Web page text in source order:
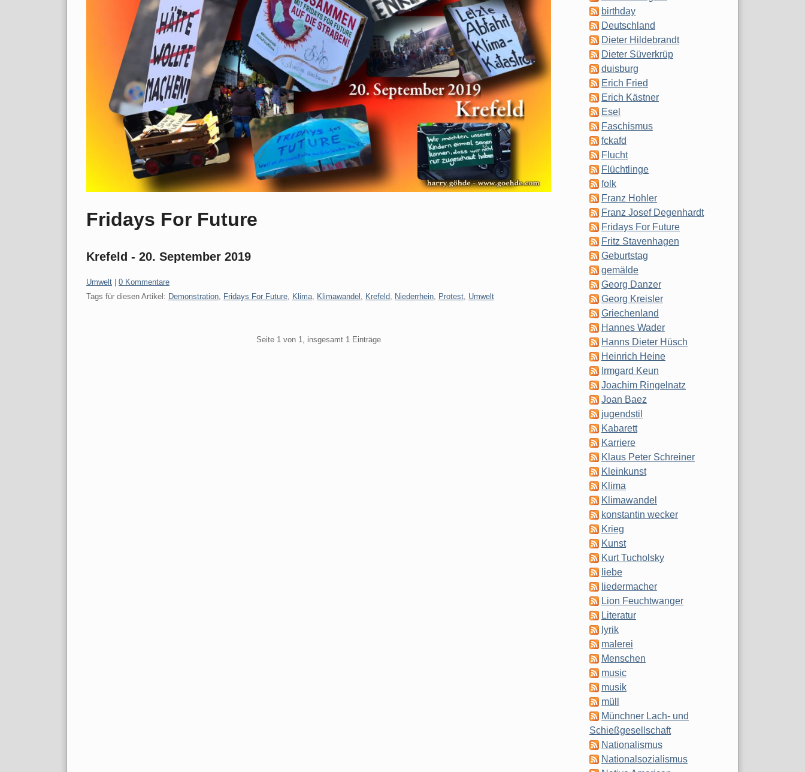
Fridays For Future
Krefeld - 20. September 2019
Kategorien:
Umwelt
0 Kommentare
Tags für diesen Artikel: Demonstration Fridays For Future Klima Klimawandel Krefeld Niederrhein Protest Umwelt
Seite 1 von 1, insgesamt 1 Einträge
birthday
Deutschland
Dieter Hildebrandt
Dieter Süverkrüp
duisburg
Erich Fried
Erich Kästner
Esel
Faschismus
fckafd
Flucht
Flüchtlinge
folk
Franz Hohler
Franz Josef Degenhardt
Fridays For Future
Fritz Stavenhagen
Geburtstag
gemälde
Georg Danzer
Georg Kreisler
Griechenland
Hannes Wader
Hanns Dieter Hüsch
Heinrich Heine
Irmgard Keun
Joachim Ringelnatz
Joan Baez
jugendstil
Kabarett
Karriere
Klaus Peter Schreiner
Kleinkunst
Klima
Klimawandel
konstantin wecker
Krieg
Kunst
Kurt Tucholsky
liebe
liedermacher
Lion Feuchtwanger
Literatur
lyrik
malerei
Menschen
music
musik
müll
Münchner Lach- und
Schießgesellschaft
Nationalismus
Nationalsozialismus